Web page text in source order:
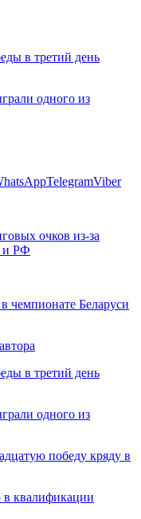
в третий день
одного из
TelegramViber
очков из-за
и РФ
чемпионате Беларуси
в третий день
одного из
победу кряду в
квалификации